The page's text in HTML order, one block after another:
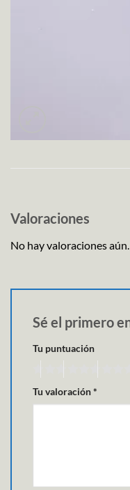
Valoraciones
No hay valoraciones aún.
Sé el primero
Tu puntuación
Tu valoración*